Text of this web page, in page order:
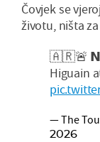
Čovjek se
životu, ništa
🇦🇷🚨
Higuain
— The
2026